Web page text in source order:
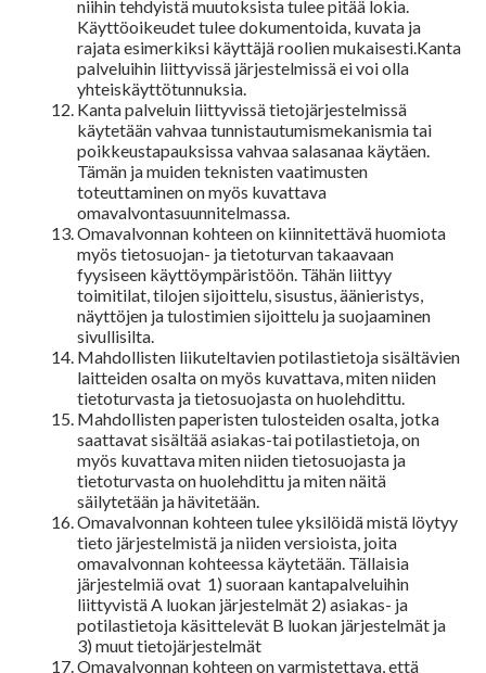
niihin tehdyistä muutoksista tulee pitää lokia.
Käyttöoikeudet tulee dokumentoida, kuvata ja
rajata esimerkiksi käyttäjä roolien mukaisesti.Kanta
palveluihin liittyvissä järjestelmissä ei voi olla
yhteiskäyttötunnuksia.
Kanta palveluin liittyvissä tietojärjestelmissä
käytetään vahvaa tunnistautumismekanismia tai
poikkeustapauksissa vahvaa salasanaa käytäen.
Tämän ja muiden teknisten vaatimusten
toteuttaminen on myös kuvattava
omavalvontasuunnitelmassa.
Omavalvonnan kohteen on kiinnitettävä huomiota
myös tietosuojan- ja tietoturvan takaavaan
fyysiseen käyttöympäristöön. Tähän liittyy
toimitilat, tilojen sijoittelu, sisustus, äänieristys,
näyttöjen ja tulostimien sijoittelu ja suojaaminen
sivullisilta.
Mahdollisten liikuteltavien potilastietoja sisältävien
laitteiden osalta on myös kuvattava, miten niiden
tietoturvasta ja tietosuojasta on huolehdittu.
Mahdollisten paperisten tulosteiden osalta, jotka
saattavat sisältää asiakas-tai potilastietoja, on
myös kuvattava miten niiden tietosuojasta ja
tietoturvasta on huolehdittu ja miten näitä
säilytetään ja hävitetään.
Omavalvonnan kohteen tulee yksilöidä mistä löytyy
tieto järjestelmistä ja niiden versioista, joita
omavalvonnan kohteessa käytetään. Tällaisia
järjestelmiä ovat 1) suoraan kantapalveluihin
liittyvistä A luokan järjestelmät 2) asiakas- ja
potilastietoja käsittelevät B luokan järjestelmät ja
3) muut tietojärjestelmät
Omavalvonnan kohteen on varmistettava, että